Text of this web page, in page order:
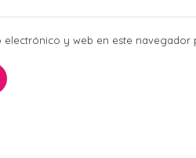
y web en este navegador